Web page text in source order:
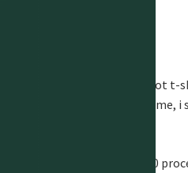
Som ulv kan man købe en flot
shirten kan bruges derhjemme,
Som KFUM-Spejder får du 10